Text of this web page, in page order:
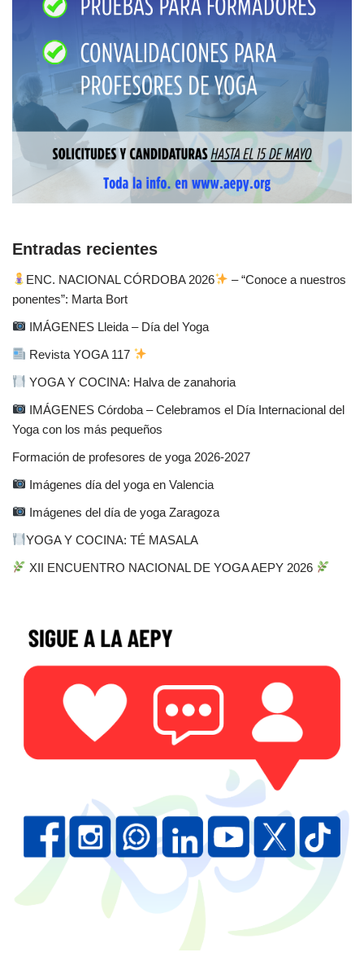
Entradas recientes
ENC. NACIONAL CÓRDOBA 2026
– “Conoce a nuestros
ponentes”: Marta Bort
IMÁGENES Lleida – Día del Yoga
Revista YOGA 117
YOGA Y COCINA: Halva de zanahoria
IMÁGENES Córdoba – Celebramos el Día Internacional del
Yoga con los más pequeños
Formación de profesores de yoga 2026-2027
Imágenes día del yoga en Valencia
Imágenes del día de yoga Zaragoza
YOGA Y COCINA: TÉ MASALA
XII ENCUENTRO NACIONAL DE YOGA AEPY 2026